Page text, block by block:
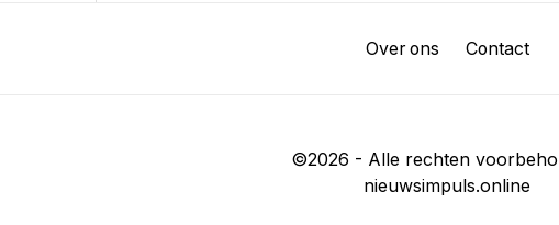
Over ons Contact
©2026 - Alle rechten
nieuwsimpuls.online